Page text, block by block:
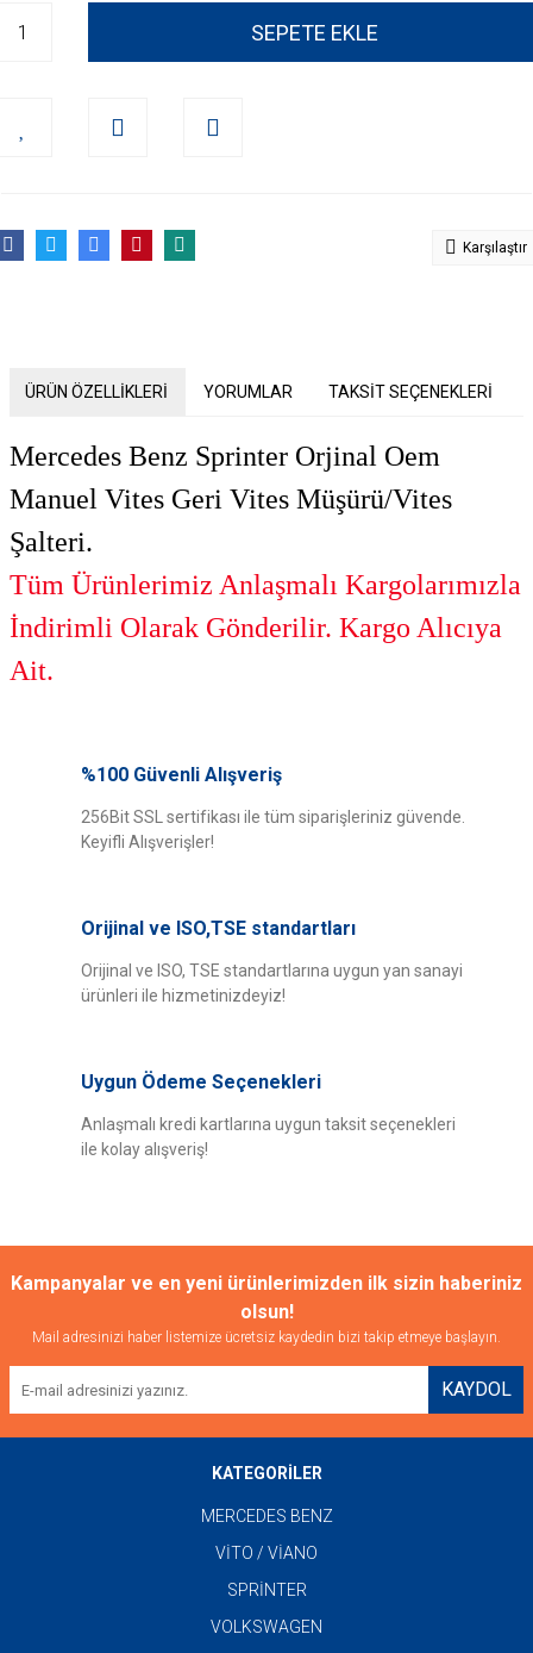
SEPETE EKLE
Karşılaştır
ÜRÜN ÖZELLİKLERİ YORUMLAR TAKSİT SEÇENEKLERİ
Mercedes Benz Sprinter Orjinal Oem
Manuel Vites Geri Vites Müşürü/Vites
Şalteri.
Tüm Ürünlerimiz Anlaşmalı Kargolarımızla
İndirimli Olarak Gönderilir. Kargo Alıcıya
Ait.
Bu ürüne ilk yorumu siz yapın!
yetersiz gördüğünüz noktaları öneri formunu kullanarak tarafımıza
iletebilirsiniz.
Görüş ve önerileriniz için teşekkür ederiz.
Ürün bilgilerinde hatalar bulunuyor.
Ürün fiyatı diğer sitelerden daha pahalı.
Bu ürüne benzer farklı alternatifler olmalı.
%100 Güvenli Alışveriş
256Bit SSL sertifikası ile tüm siparişleriniz güvende.
Keyifli Alışverişler!
Orijinal ve ISO,TSE standartları
Orijinal ve ISO, TSE standartlarına uygun yan sanayi
ürünleri ile hizmetinizdeyiz!
Uygun Ödeme Seçenekleri
Anlaşmalı kredi kartlarına uygun taksit seçenekleri
ile kolay alışveriş!
Kampanyalar ve en yeni ürünlerimizden ilk sizin haberiniz
olsun!
Mail adresinizi haber listemize ücretsiz kaydedin bizi takip etmeye başlayın.
KAYDOL
KATEGORİLER
MERCEDES BENZ
VİTO / VİANO
SPRİNTER
VOLKSWAGEN